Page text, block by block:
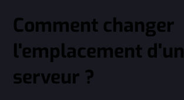
Comment changer
l'emplacement d'un
serveur ?